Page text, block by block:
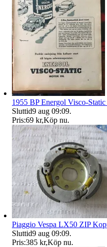
1955 BP Energol Visco-
Sluttid9 aug 09:09.
Pris:69 kr,Köp nu.
Piaggio Vespa LX50 ZIP
Sluttid9 aug 09:09.
Pris:385 kr,Köp nu.